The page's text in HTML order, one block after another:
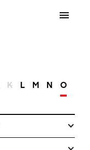
K L M N O